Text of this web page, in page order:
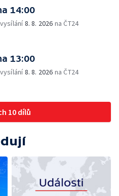
14:00
8. 8. 2026 na ČT24
13:00
8. 8. 2026 na ČT24
10 dílů